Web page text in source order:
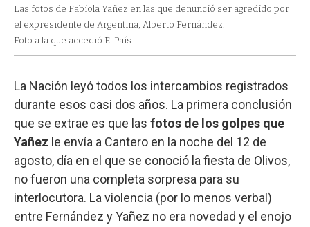
Las fotos de Fabiola Yañez en las que denunció ser agredido por
el expresidente de Argentina, Alberto Fernández.
Foto a la que accedió El País
La Nación leyó todos los intercambios registrados
durante esos casi dos años. La primera conclusión
que se extrae es que las fotos de los golpes que
Yañez le envía a Cantero en la noche del 12 de
agosto, día en el que se conoció la fiesta de Olivos,
no fueron una completa sorpresa para su
interlocutora. La violencia (por lo menos verbal)
entre Fernández y Yañez no era novedad y el enojo